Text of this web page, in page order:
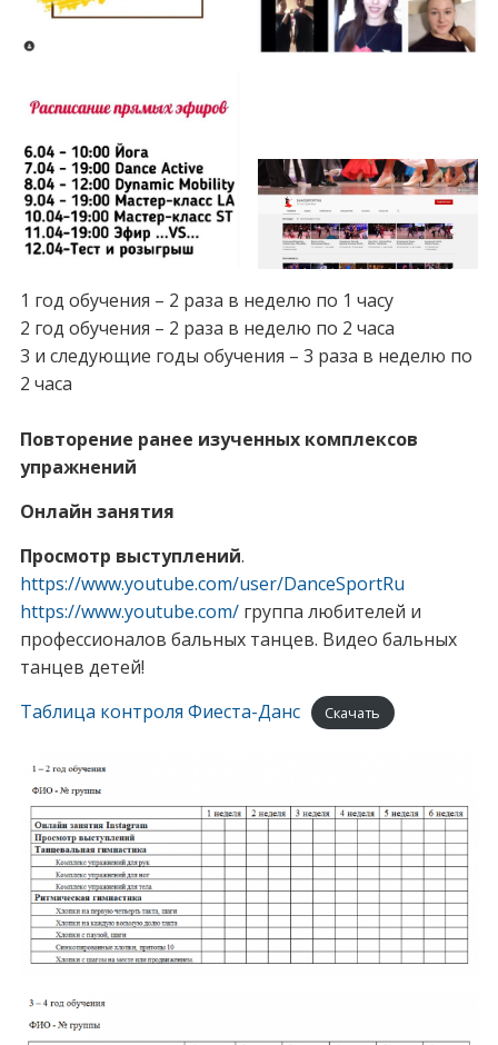
1 год обучения – 2 раза в неделю по 1 часу
2 год обучения – 2 раза в неделю по 2 часа
3 и следующие годы обучения – 3 раза в неделю по
2 часа
Повторение ранее изученных комплексов
упражнений
Онлайн занятия
Просмотр выступлений.
https://www.youtube.com/user/DanceSportRu
https://www.youtube.com/группа любителей и
профессионалов бальных танцев. Видео бальных
танцев детей!
Таблица контроля Фиеста-Данс
Скачать